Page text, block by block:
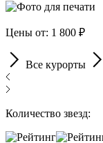
Цены от: 1 800 ₽
Все курорты
Количество звезд: